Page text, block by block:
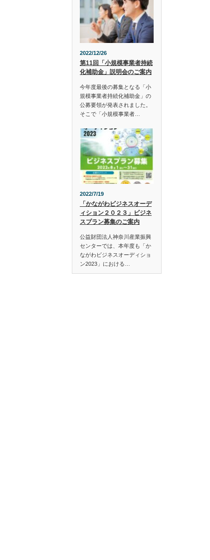
2022/12/26
第11回「小規模事業者持続
化補助金」説明会のご案内
今年度最後の募集となる「小
規模事業者持続化補助金」の
公募要領が発表されました。
そこで「小規模事業者…
2022/7/19
「かながわビジネスオーデ
ィション２０２３」ビジネ
スプラン募集のご案内
公益財団法人神奈川産業振興
センターでは、本年度も「か
ながわビジネスオーディショ
ン2023」における…